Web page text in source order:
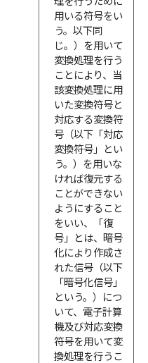
用いる符号をい
う。以下同
じ。）を用いて
変換処理を行う
ことにより、当
該変換処理に用
いた変換符号と
対応する変換符
号（以下「対応
変換符号」とい
う。）を用いな
ければ復元する
ことができない
ようにすること
をいい、「復
号」とは、暗号
化により作成さ
れた信号（以下
「暗号化信号」
という。）につ
いて、電子計算
機及び対応変換
符号を用いて変
換処理を行うこ